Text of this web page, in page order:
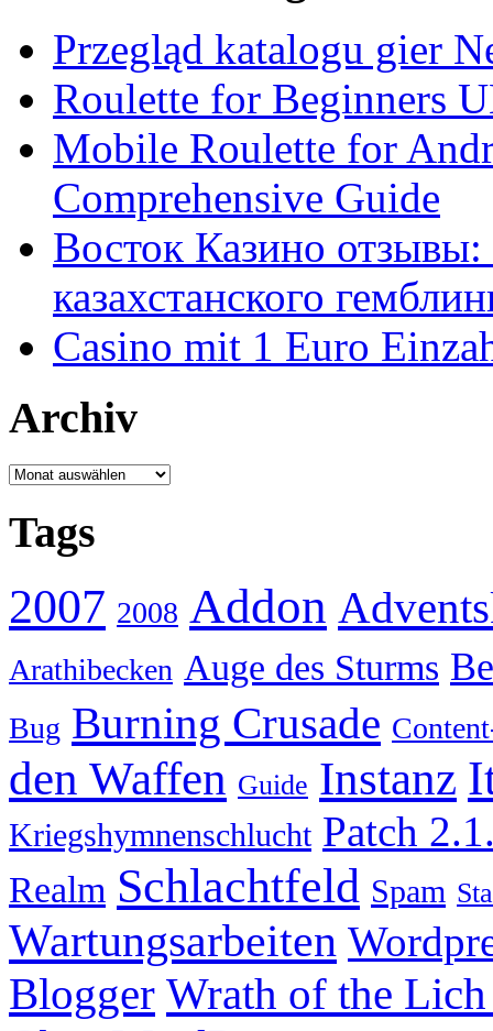
Przegląd katalogu gier
Roulette for Beginners
Mobile Roulette for
Comprehensive Guide
Восток Казино отзывы:
казахстанского
Casino mit 1 Euro
Archiv
Archiv
Tags
2007 2008 Addon
Arathibecken Auge des Sturms
Bug Burning Crusade
den Waffen Guide Instanz
Kriegshymnenschlucht Patch
Realm Schlachtfeld Spam
Wartungsarbeiten
Blogger Wrath of the